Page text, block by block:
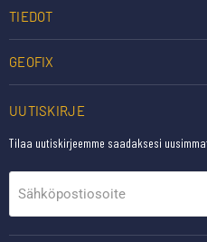
TIEDOT
GEOFIX
UUTISKIRJE
Tilaa uutiskirjeemme saadaksesi
Sähköpostiosoite